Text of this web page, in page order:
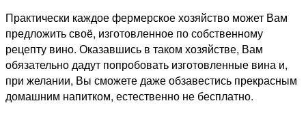
Практически каждое фермерское хозяйство может Вам
предложить своё, изготовленное по собственному
рецепту вино. Оказавшись в таком хозяйстве, Вам
обязательно дадут попробовать изготовленные вина и,
при желании, Вы сможете даже обзавестись прекрасным
домашним напитком, естественно не бесплатно.